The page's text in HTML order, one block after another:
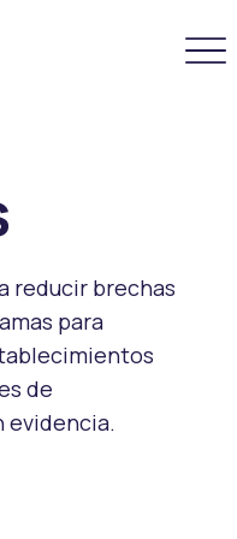
reducir brechas
para
de
evidencia.